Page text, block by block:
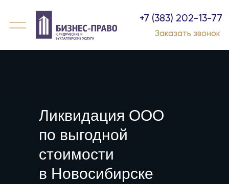
Заказать звонок
+7 (383) 202-13-77
Ликвидация ООО
по выгодной
стоимости
в Новосибирске